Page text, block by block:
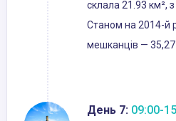
склала 21.93 км²,
Станом на 2014-й
мешканців —
День 7: 09:00-